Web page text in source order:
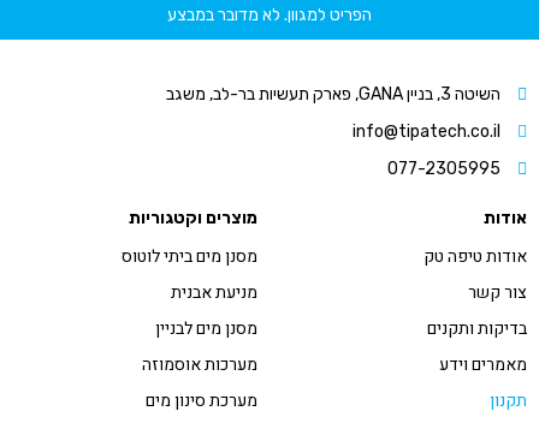
הפריט למגוון. לא מדובר במבצע
השיטה 3, בניין GANA, פארק תעשיות בר-לב, משגב
info@tipatech.co.il
077-2305995
אודות
אודות טיפה טק
צור קשר
בדיקות ותקנים
מאמרים וידע
תקנון
מוצרים וקטגוריות
מסנן מים ביתי לוטוס
מניעת אבנית
מסנן מים לבניין
מערכות אוסמוזה
מערכת סינון מים